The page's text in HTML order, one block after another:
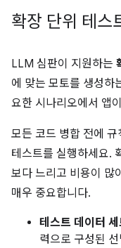
확장 단위 테스
LLM 심판이 지원하는
에 맞는 모토를 생성하
요한 시나리오에서 앱
모든 코드 병합 전에
테스트를 실행하세요.
보다 느리고 비용이 많
매우 중요합니다.
테스트 데이터 세
력으로 구성된